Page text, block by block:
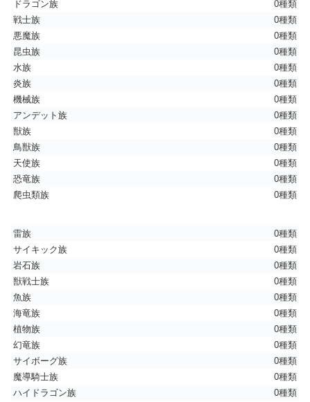
ドラゴン族
0種類
戦士族
0種類
悪魔族
0種類
昆虫族
0種類
水族
0種類
炎族
0種類
機械族
0種類
アンデット族
0種類
獣族
0種類
鳥獣族
0種類
天使族
0種類
恐竜族
0種類
爬虫類族
0種類
雷族
0種類
サイキック族
0種類
岩石族
0種類
獣戦士族
0種類
魚族
0種類
海竜族
0種類
植物族
0種類
幻竜族
0種類
サイボーグ族
0種類
魔導騎士族
0種類
ハイドラゴン族
0種類